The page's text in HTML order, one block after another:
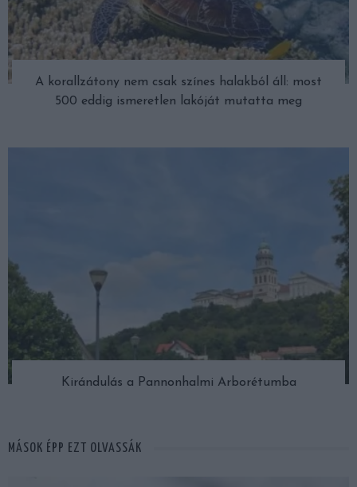
A korallzátony nem csak színes halakból áll: most
500 eddig ismeretlen lakóját mutatta meg
Kirándulás a Pannonhalmi Arborétumba
MÁSOK ÉPP EZT OLVASSÁK